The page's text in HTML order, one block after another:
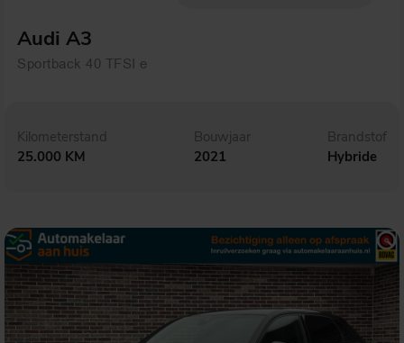
Audi A3
Sportback 40 TFSI e
Kilometerstand
25.000 KM
Bouwjaar
2021
Brandstof
Hybride